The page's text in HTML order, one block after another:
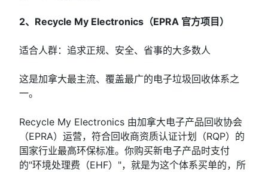
2、Recycle My Electronics（EPRA 官方项目）
适合人群：追求正规、安全、省事的大多数人
这是加拿大最主流、覆盖最广的电子垃圾回收体系之
一。
Recycle My Electronics 由加拿大电子产品回收协会
（EPRA）运营，符合回收商资质认证计划（RQP）的
国家行业最高环保标准。你购买新电子产品时支付
的"环境处理费（EHF）"，就是为这个体系买单的，所